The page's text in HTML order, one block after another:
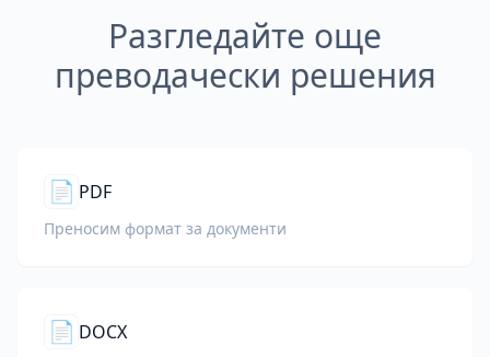
Разгледайте още
преводачески решения
📄 PDF
Преносим формат за документи
📄 DOCX